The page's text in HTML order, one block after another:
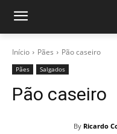
Início Pães Pão caseiro
Pães Salgados
Pão caseiro
By Ricardo